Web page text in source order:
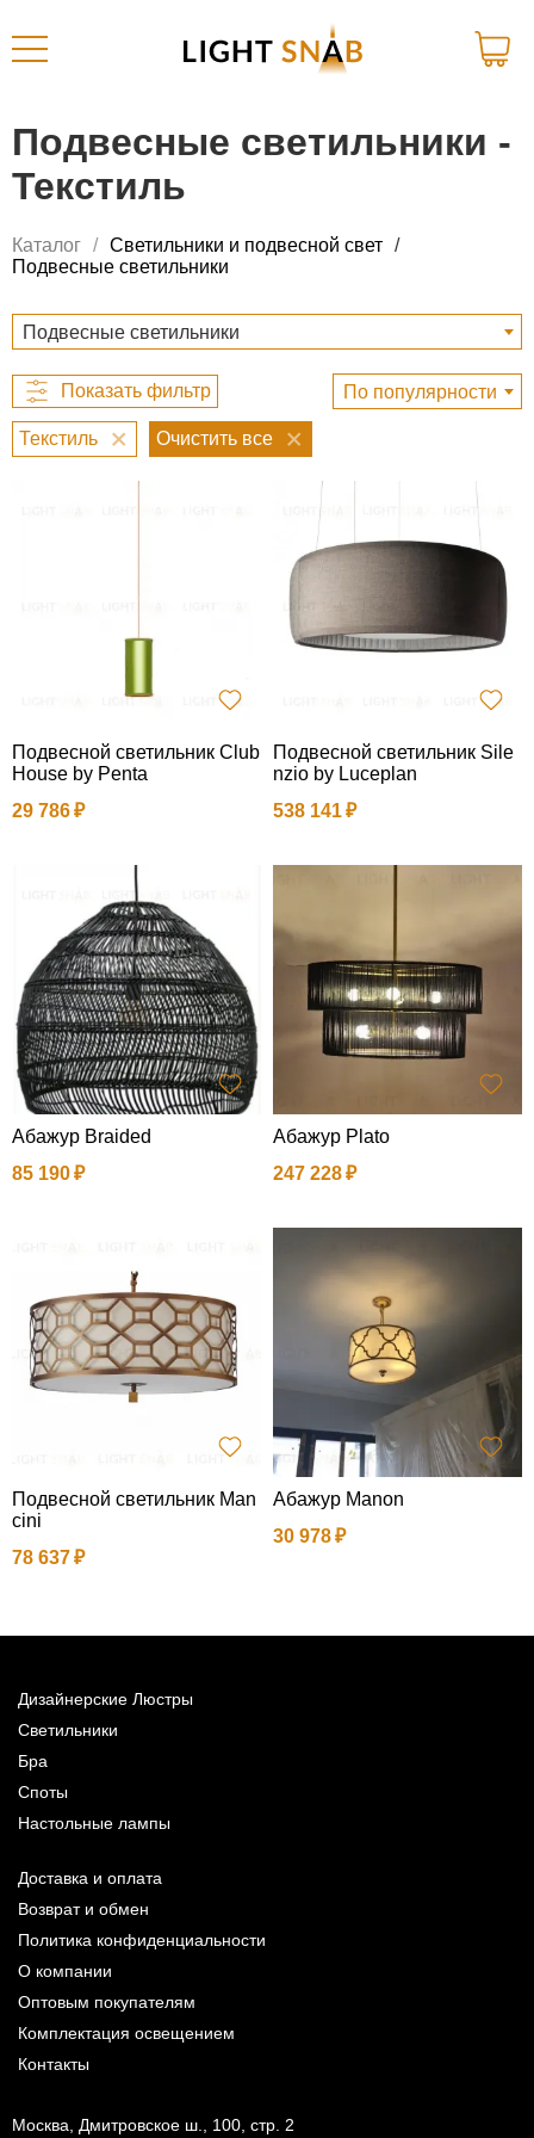
Подвесные светильники -
Текстиль
Каталог
Светильники и подвесной свет
Подвесные светильники
Подвесные светильники
По популярности
Текстиль
Подвесной светильник Club
House by Penta
29 786
Подвесной светильник Sile
nzio by Luceplan
538 141
Абажур Braided
85 190
Абажур Plato
247 228
Подвесной светильник Man
cini
78 637
Абажур Manon
30 978
Дизайнерские Люстры
Светильники
Бра
Споты
Настольные лампы
Доставка и оплата
Возврат и обмен
Политика конфиденциальности
О компании
Оптовым покупателям
Комплектация освещением
Контакты
Москва, Дмитровское ш., 100, стр. 2